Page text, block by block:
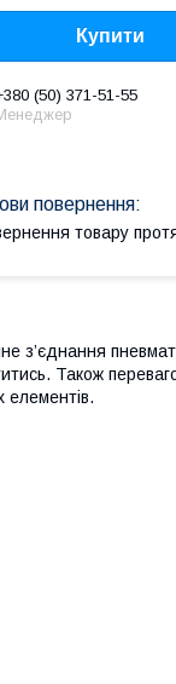
Купити
(50) 371-51-55
товару
з’єднання
Також
елементів.